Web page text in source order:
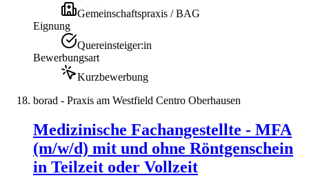
Gemeinschaftspraxis / BAG
Eignung
Quereinsteiger:in
Bewerbungsart
Kurzbewerbung
borad - Praxis am Westfield Centro Oberhausen
Medizinische Fachangestellte - MFA
(m/w/d) mit und ohne Röntgenschein
in Teilzeit oder Vollzeit